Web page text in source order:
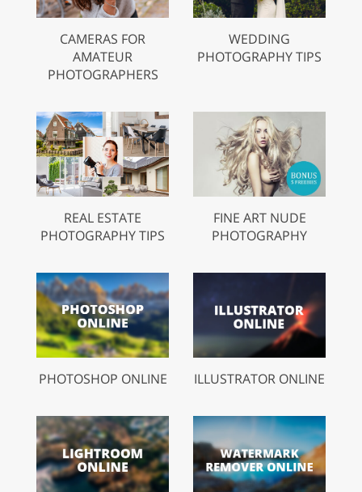
CAMERAS FOR
AMATEUR
PHOTOGRAPHERS
WEDDING
PHOTOGRAPHY TIPS
REAL ESTATE
PHOTOGRAPHY TIPS
FINE ART NUDE
PHOTOGRAPHY
PHOTOSHOP ONLINE ILLUSTRATOR ONLINE